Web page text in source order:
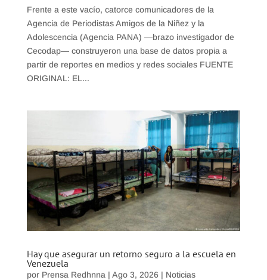
Frente a este vacío, catorce comunicadores de la
Agencia de Periodistas Amigos de la Niñez y la
Adolescencia (Agencia PANA) —brazo investigador de
Cecodap— construyeron una base de datos propia a
partir de reportes en medios y redes sociales FUENTE
ORIGINAL: EL...
Hay que asegurar un retorno seguro a la escuela en
Venezuela
por Prensa Redhnna | Ago 3, 2026 | Noticias